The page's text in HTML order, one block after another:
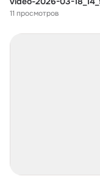
11 просмотров